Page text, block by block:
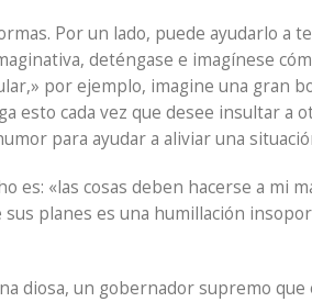
Por un lado, puede ayudarlo a
deténgase e imagínese
por ejemplo, imagine una gran
esto cada vez que desee insultar a
para ayudar a aliviar una
es: «las cosas deben hacerse a
planes es una humillación
diosa, un gobernador supremo